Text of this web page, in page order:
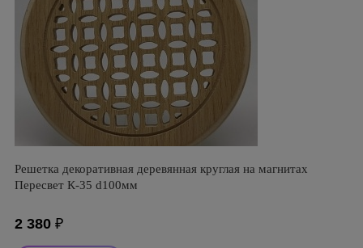
Решетка декоративная деревянная круглая на магнитах
Пересвет К-35 d100мм
2 380 ₽